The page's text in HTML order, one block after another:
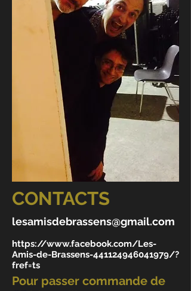
CONTACTS
lesamisdebrassens@gmail.com
https://www.facebook.com/Les-
Amis-de-Brassens-441124946041979/?
fref=ts
Pour passer commande de